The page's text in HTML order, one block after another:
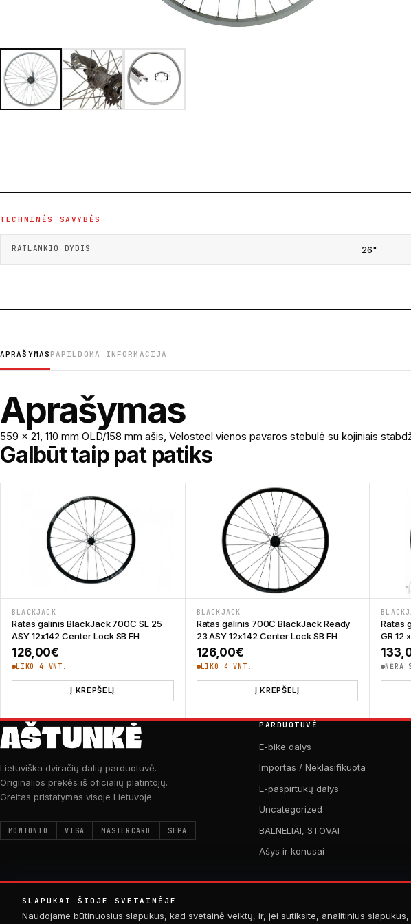
TECHNINĖS SAVYBĖS
RATLANKIO DYDIS 26"
APRAŠYMAS PAPILDOMA INFORMACIJA
Aprašymas
559 x 21, 110 mm OLD/158 mm ašis, Velosteel vienos pavaros stebulė su kojiniais
Galbūt taip pat patiks
BLACKJACK
Ratas galinis BlackJack 700C SL 25
ASY 12x142 Center Lock SB FH
126,00€
LIKO 4 VNT.
Į KREPŠELĮ
BLACKJACK
Ratas galinis 700C BlackJack Ready
23 ASY 12x142 Center Lock SB FH
126,00€
LIKO 4 VNT.
Į KREPŠELĮ
Ratas
GR 12
NĖRA
Lietuviška dviračių dalių parduotuvė.
Originalios prekės iš oficialių platintojų.
Greitas pristatymas visoje Lietuvoje.
MONTONIO VISA MASTERCARD SEPA
PARDUOTUVĖ
E-bike dalys
Importas / Neklasifikuota
E-paspirtukų dalys
Uncategorized
BALNELIAI, STOVAI
Ašys ir konusai
SLAPUKAI ŠIOJE SVETAINĖJE
Naudojame būtinuosius slapukus, kad svetainė veiktų, ir, jei sutiksite, analitinius